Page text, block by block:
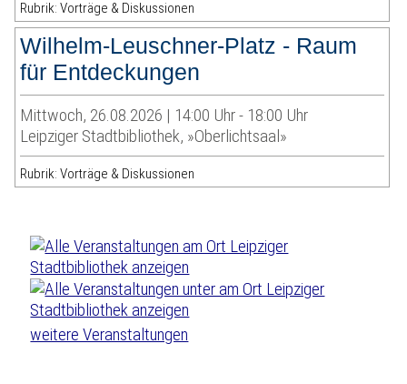
Rubrik: Vorträge & Diskussionen
Wilhelm-Leuschner-Platz - Raum
für Entdeckungen
Mittwoch, 26.08.2026 | 14:00 Uhr - 18:00 Uhr
Leipziger Stadtbibliothek, »Oberlichtsaal»
Rubrik: Vorträge & Diskussionen
weitere Veranstaltungen